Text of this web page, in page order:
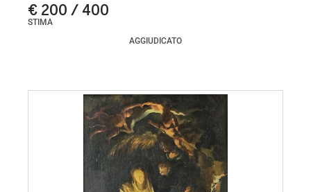
€ 200 / 400
STIMA
AGGIUDICATO